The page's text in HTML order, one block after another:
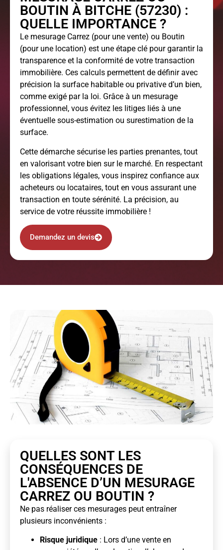
BOUTIN À BITCHE (57230) :
QUELLE IMPORTANCE ?
Le mesurage Carrez (pour une vente) ou Boutin
(pour une location) est une étape clé pour garantir la
transparence et la conformité de votre transaction
immobilière. Ces calculs permettent de définir avec
précision la surface habitable ou privative d’un bien,
comme exigé par la loi. Grâce à un mesurage
professionnel, vous évitez les litiges liés à une
éventuelle sous-estimation ou surestimation de la
surface.
Cette démarche sécurise les parties prenantes, tout
en valorisant votre bien sur le marché. En respectant
les obligations légales, vous inspirez confiance aux
acheteurs ou locataires, tout en vous assurant une
transaction en toute sérénité. La précision, au
service de votre réussite immobilière !
Demandez un devis
QUELLES SONT LES
CONSÉQUENCES DE
L'ABSENCE D’UN MESURAGE
CARREZ OU BOUTIN ?
Ne pas réaliser ces mesurages peut entraîner
plusieurs inconvénients :
Risque juridique : Lors d’une vente en